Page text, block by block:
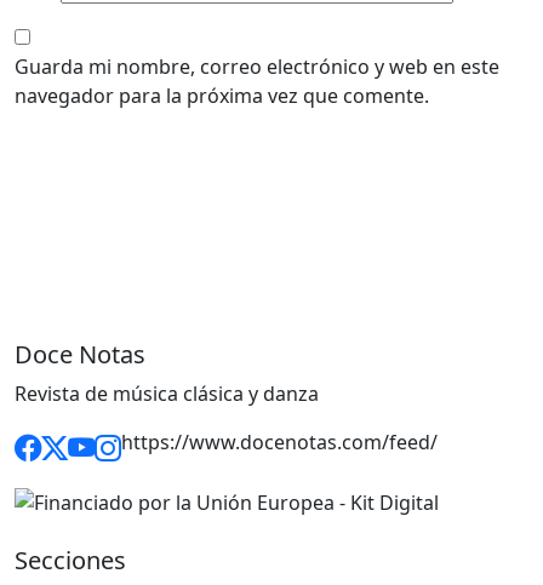
Guarda mi nombre, correo electrónico y web en este
navegador para la próxima vez que comente.
Doce Notas
Revista de música clásica y danza
https://www.docenotas.com/feed/
Secciones